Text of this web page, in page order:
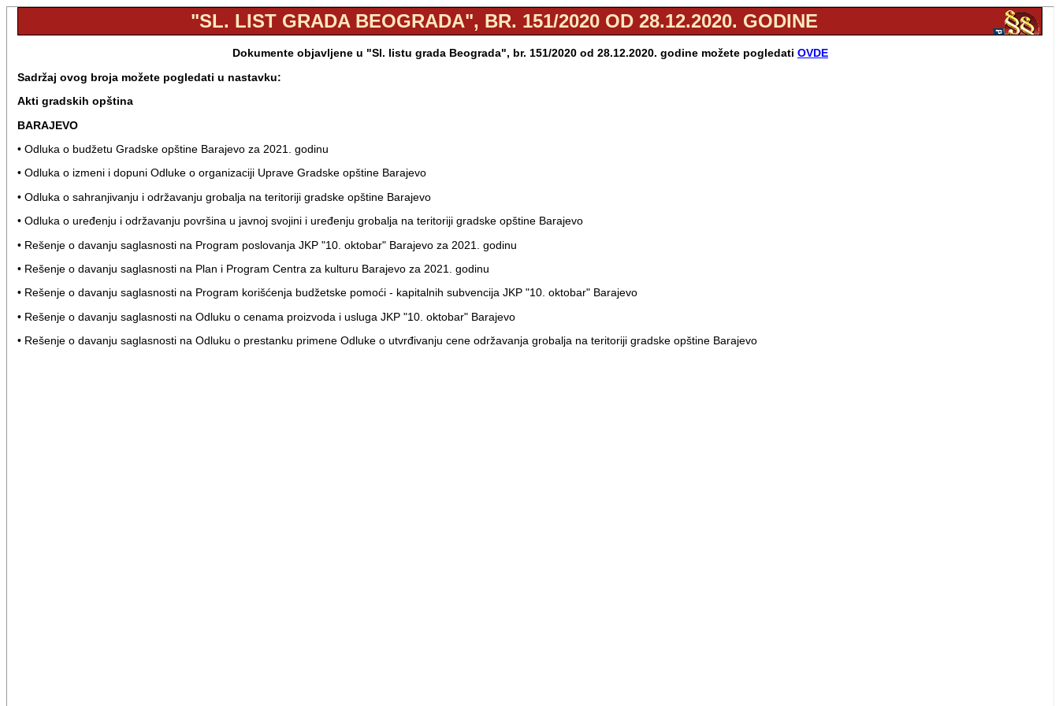
"SL. LIST GRADA BEOGRADA", BR. 151/2020 OD 28.12.2020. GODINE
Dokumente objavljene u "Sl. listu grada Beograda", br. 151/2020 od 28.12.2020. godine možete pogledati OVDE
Sadržaj ovog broja možete pogledati u nastavku:
Akti gradskih opština
BARAJEVO
• Odluka o budžetu Gradske opštine Barajevo za 2021. godinu
• Odluka o izmeni i dopuni Odluke o organizaciji Uprave Gradske opštine Barajevo
• Odluka o sahranjivanju i održavanju grobalja na teritoriji gradske opštine Barajevo
• Odluka o uređenju i održavanju površina u javnoj svojini i uređenju grobalja na teritoriji gradske opštine Barajevo
• Rešenje o davanju saglasnosti na Program poslovanja JKP "10. oktobar" Barajevo za 2021. godinu
• Rešenje o davanju saglasnosti na Plan i Program Centra za kulturu Barajevo za 2021. godinu
• Rešenje o davanju saglasnosti na Program korišćenja budžetske pomoći - kapitalnih subvencija JKP "10. oktobar" Barajevo
• Rešenje o davanju saglasnosti na Odluku o cenama proizvoda i usluga JKP "10. oktobar" Barajevo
• Rešenje o davanju saglasnosti na Odluku o prestanku primene Odluke o utvrđivanju cene održavanja grobalja na teritoriji gradske opštine Barajevo